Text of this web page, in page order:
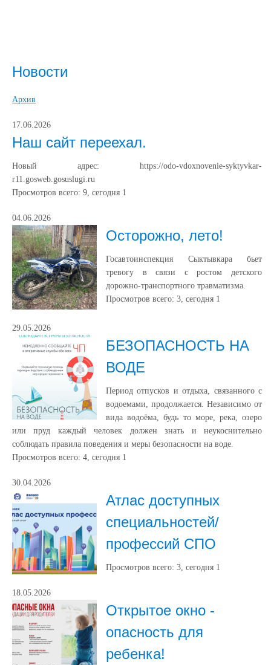
Новости
Архив
17.06.2026
Наш сайт переехал.
Новый адрес: https://odo-vdoxnovenie-syktyvkar-
r11.gosweb.gosuslugi.ru
Просмотров всего: 9, сегодня 1
04.06.2026
Осторожно, лето!
Госавтоинспекция Сыктывкара бьет
тревогу в связи с ростом детского
дорожно-транспортного травматизма.
Просмотров всего: 3, сегодня 1
29.05.2026
БЕЗОПАСНОСТЬ НА
ВОДЕ
Период отпусков и отдыха, связанного с
водоемами, продолжается. Независимо от
вида водоёма, будь то море, река, озеро
или пруд каждый человек должен знать и неукоснительно
соблюдать правила поведения и меры безопасности на воде.
Просмотров всего: 4, сегодня 1
30.04.2026
Атлас доступных
специальностей/
профессий СПО
Просмотров всего: 3, сегодня 1
18.05.2026
Открытое окно -
опасность для
ребенка!